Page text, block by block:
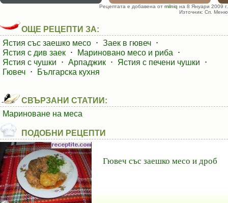
Рецептата е добавена от milniq на 8 Януари 2009 г.
Източник: Сп. Меню
ОЩЕ РЕЦЕПТИ ЗА:
Ястия със заешко месо ⋅ Заек в гювеч ⋅
Ястия с див заек ⋅ Мариновано месо и риба
⋅
Ястия с чушки
⋅ Арпаджик ⋅ Ястия с печени чушки
⋅
Гювеч ⋅ Българска кухня
СВЪРЗАНИ СТАТИИ:
Мариноване на меса
ПОДОБНИ РЕЦЕПТИ
Гювеч със заешко месо и дроб